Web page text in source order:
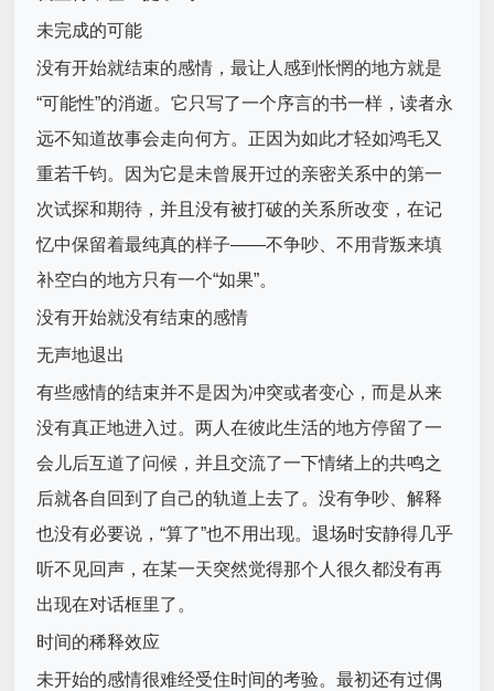
未完成的可能
没有开始就结束的感情，最让人感到怅惘的地方就是
“可能性”的消逝。它只写了一个序言的书一样，读者永
远不知道故事会走向何方。正因为如此才轻如鸿毛又
重若千钧。因为它是未曾展开过的亲密关系中的第一
次试探和期待，并且没有被打破的关系所改变，在记
忆中保留着最纯真的样子——不争吵、不用背叛来填
补空白的地方只有一个“如果”。
没有开始就没有结束的感情
无声地退出
有些感情的结束并不是因为冲突或者变心，而是从来
没有真正地进入过。两人在彼此生活的地方停留了一
会儿后互道了问候，并且交流了一下情绪上的共鸣之
后就各自回到了自己的轨道上去了。没有争吵、解释
也没有必要说，“算了”也不用出现。退场时安静得几乎
听不见回声，在某一天突然觉得那个人很久都没有再
出现在对话框里了。
时间的稀释效应
未开始的感情很难经受住时间的考验。最初还有过偶